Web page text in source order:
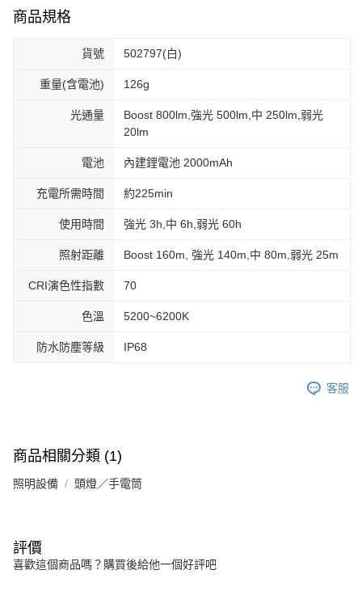
商品規格
貨號 502797(白)
重量(含電池) 126g
光通量
Boost 800lm,強光 500lm,中 250lm,弱光
20lm
電池 內建鋰電池 2000mAh
充電所需時間 約225min
使用時間 強光 3h,中 6h,弱光 60h
照射距離 Boost 160m, 強光 140m,中 80m,弱光 25m
CRI演色性指數 70
色溫 5200~6200K
防水防塵等級 IP68
客服
商品相關分類 (1)
照明設備 頭燈／手電筒
評價
喜歡這個商品嗎？購買後給他一個好評吧